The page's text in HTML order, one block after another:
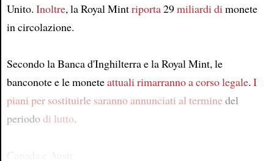
Unito. Inoltre, la Royal Mintriporta29miliardi dimonete
in circolazione.
Secondo la Banca d'Inghilterra e la Royal Mint, le
banconote e le moneteattualirimarranno a corso legale. I
piani per sostituirle saranno annunciati al terminedel
periododi lutto.